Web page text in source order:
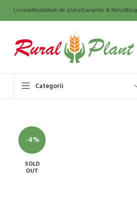
LivrareModalitati de plataGarantie & ReturBlog
Categorii
-4%
SOLD
OUT